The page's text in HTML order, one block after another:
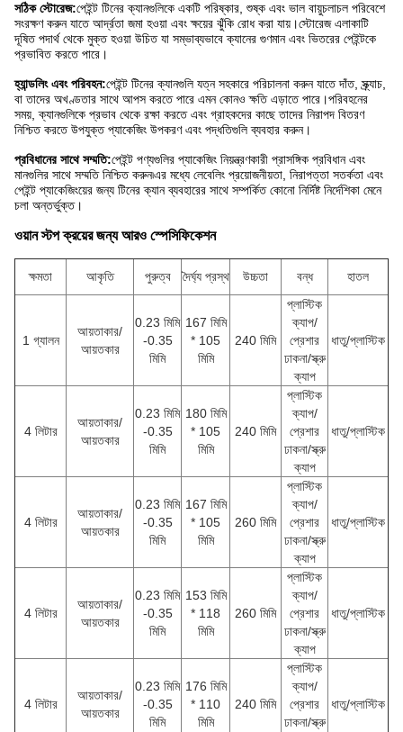
সঠিক স্টোরেজ:পেইন্ট টিনের ক্যানগুলিকে একটি পরিষ্কার, শুষ্ক এবং ভাল বায়ুচলাচল পরিবেশে
সংরক্ষণ করুন যাতে আর্দ্রতা জমা হওয়া এবং ক্ষয়ের ঝুঁকি রোধ করা যায়।স্টোরেজ এলাকাটি
দূষিত পদার্থ থেকে মুক্ত হওয়া উচিত যা সম্ভাব্যভাবে ক্যানের গুণমান এবং ভিতরের পেইন্টকে
প্রভাবিত করতে পারে।
হ্যান্ডলিং এবং পরিবহন:পেইন্ট টিনের ক্যানগুলি যত্ন সহকারে পরিচালনা করুন যাতে দাঁত, স্ক্র্যাচ,
বা তাদের অখণ্ডতার সাথে আপস করতে পারে এমন কোনও ক্ষতি এড়াতে পারে।পরিবহনের
সময়, ক্যানগুলিকে প্রভাব থেকে রক্ষা করতে এবং গ্রাহকদের কাছে তাদের নিরাপদ বিতরণ
নিশ্চিত করতে উপযুক্ত প্যাকেজিং উপকরণ এবং পদ্ধতিগুলি ব্যবহার করুন।
প্রবিধানের সাথে সম্মতি:পেইন্ট পণ্যগুলির প্যাকেজিং নিয়ন্ত্রণকারী প্রাসঙ্গিক প্রবিধান এবং
মানগুলির সাথে সম্মতি নিশ্চিত করুন৷এর মধ্যে লেবেলিং প্রয়োজনীয়তা, নিরাপত্তা সতর্কতা এবং
পেইন্ট প্যাকেজিংয়ের জন্য টিনের ক্যান ব্যবহারের সাথে সম্পর্কিত কোনো নির্দিষ্ট নির্দেশিকা মেনে
চলা অন্তর্ভুক্ত।
ওয়ান স্টপ ক্রয়ের জন্য আরও স্পেসিফিকেশন
ক্ষমতা আকৃতি পুরুত্ব দৈর্ঘ্য প্রস্থ উচ্চতা বন্ধ হাতল
1 গ্যালন
আয়তাকার/
আয়তকার
0.23 মিমি
-0.35
মিমি
167 মিমি
* 105
মিমি
240 মিমি
প্লাস্টিক
ক্যাপ/
প্রেশার
ঢাকনা/স্ক্রু
ক্যাপ
ধাতু/প্লাস্টিক
4 লিটার
আয়তাকার/
আয়তকার
0.23 মিমি
-0.35
মিমি
180 মিমি
* 105
মিমি
240 মিমি
প্লাস্টিক
ক্যাপ/
প্রেশার
ঢাকনা/স্ক্রু
ক্যাপ
ধাতু/প্লাস্টিক
4 লিটার
আয়তাকার/
আয়তকার
0.23 মিমি
-0.35
মিমি
167 মিমি
* 105
মিমি
260 মিমি
প্লাস্টিক
ক্যাপ/
প্রেশার
ঢাকনা/স্ক্রু
ক্যাপ
ধাতু/প্লাস্টিক
4 লিটার
আয়তাকার/
আয়তকার
0.23 মিমি
-0.35
মিমি
153 মিমি
* 118
মিমি
260 মিমি
প্লাস্টিক
ক্যাপ/
প্রেশার
ঢাকনা/স্ক্রু
ক্যাপ
ধাতু/প্লাস্টিক
4 লিটার
আয়তাকার/
আয়তকার
0.23 মিমি
-0.35
মিমি
176 মিমি
* 110
মিমি
240 মিমি
প্লাস্টিক
ক্যাপ/
প্রেশার
ঢাকনা/স্ক্রু
ধাতু/প্লাস্টিক